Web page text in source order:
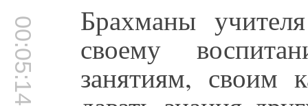
00:05:14 Брахманы
своему
занятиям, своим